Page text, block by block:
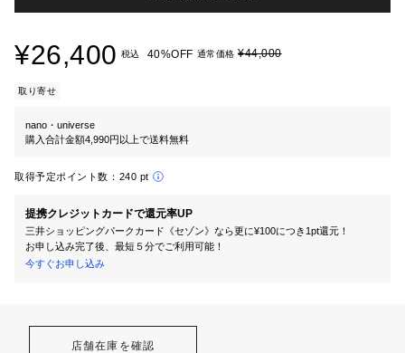
¥26,400 税込 40%OFF 通常価格 ¥44,000
取り寄せ
nano・universe
購入合計金額4,990円以上で送料無料
取得予定ポイント数： 240 pt
提携クレジットカードで還元率UP
三井ショッピングパークカード《セゾン》なら更に¥100につき1pt還元！
お申し込み完了後、最短５分でご利用可能！
今すぐお申し込み
店舗在庫を確認